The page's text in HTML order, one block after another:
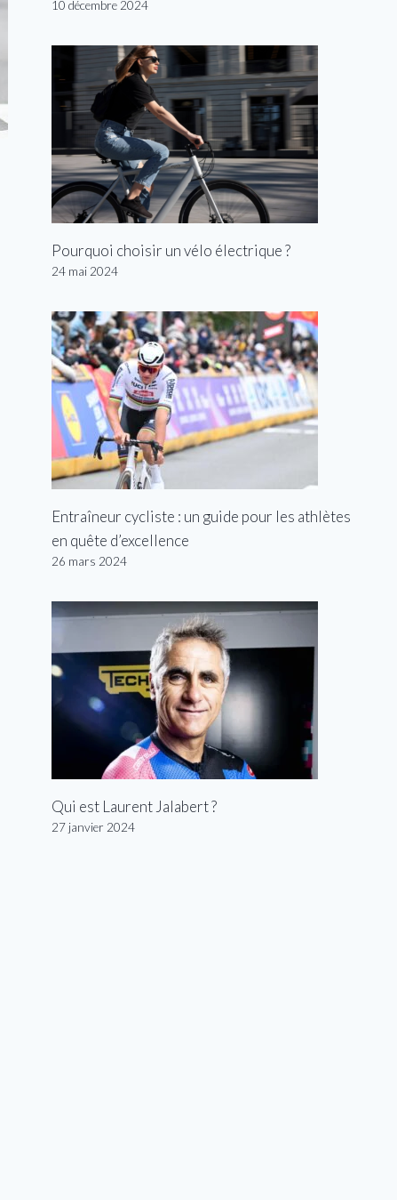
10 décembre 2024
Pourquoi choisir un vélo électrique ?
24 mai 2024
Entraîneur cycliste : un guide pour les athlètes
en quête d’excellence
26 mars 2024
Qui est Laurent Jalabert ?
27 janvier 2024